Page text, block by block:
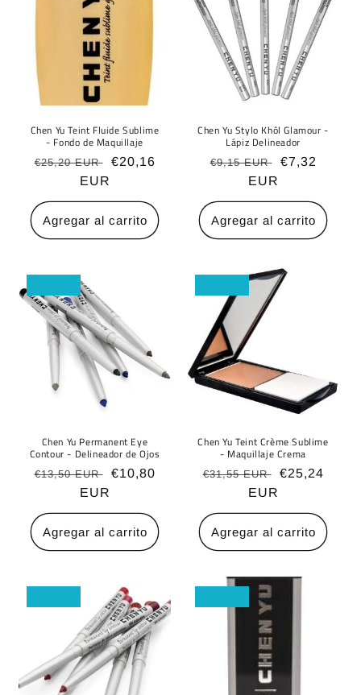
Chen Yu Teint Fluide Sublime
- Fondo de Maquillaje
Precio
habitual
€25,20 EUR
Precio
oferta
€20,16
EUR
Agregar al carrito
Chen Yu Stylo Khôl Glamour -
Lápiz Delineador
Precio
habitual
€9,15 EUR
Precio
oferta
€7,32
EUR
Agregar al carrito
Chen Yu Permanent Eye
Contour - Delineador de Ojos
Precio
habitual
€13,50 EUR
Precio
oferta
€10,80
EUR
Agregar al carrito
Chen Yu Teint Crème Sublime
- Maquillaje Crema
Precio
habitual
€31,55 EUR
Precio
oferta
€25,24
EUR
Agregar al carrito